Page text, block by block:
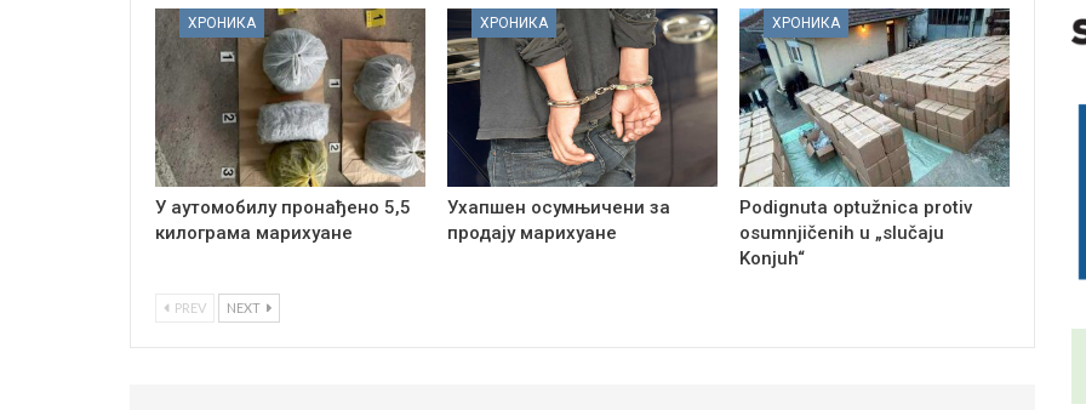
ХРОНИКА
У аутомобилу пронађено 5,5
килограма марихуане
ХРОНИКА
Ухапшен осумњичени за
продају марихуане
ХРОНИКА
Podignuta optužnica protiv
osumnjičenih u „slučaju
Konjuh“
PREV NEXT